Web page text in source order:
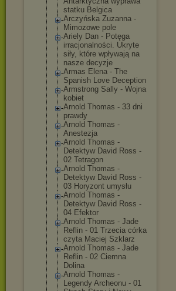
statku Belgica
Arczyńska Zuzanna -
Mimozowe pole
Ariely Dan - Potęga
irracjonalności. Ukryte
siły, które wpływają na
nasze decyzje
Armas Elena - The
Spanish Love Deception
Armstrong Sally - Wojna
kobiet
Arnold Thomas - 33 dni
prawdy
Arnold Thomas -
Anestezja
Arnold Thomas -
Detektyw David Ross -
02 Tetragon
Arnold Thomas -
Detektyw David Ross -
03 Horyzont umysłu
Arnold Thomas -
Detektyw David Ross -
04 Efektor
Arnold Thomas - Jade
Reflin - 01 Trzecia córka
czyta Maciej Szklarz
Arnold Thomas - Jade
Reflin - 02 Ciemna
Dolina
Arnold Thomas -
Legendy Archeonu - 01